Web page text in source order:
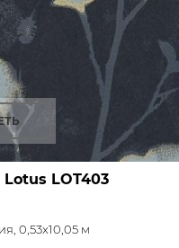
Lotus LOT403
0,53x10,05 м